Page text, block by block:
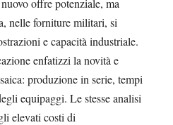
offre potenziale, ma
nelle forniture militari, si
e capacità industriale.
enfatizzi la novità e
produzione in serie, tempi
equipaggi. Le stesse analisi
elevati costi di